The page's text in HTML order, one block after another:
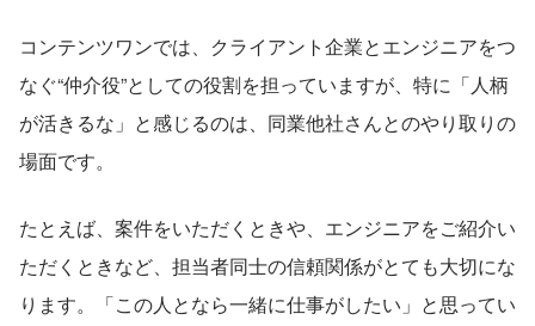
コンテンツワンでは、クライアント企業とエンジニアをつ
なぐ“仲介役”としての役割を担っていますが、特に「人柄
が活きるな」と感じるのは、同業他社さんとのやり取りの
場面です。
たとえば、案件をいただくときや、エンジニアをご紹介い
ただくときなど、担当者同士の信頼関係がとても大切にな
ります。「この人となら一緒に仕事がしたい」と思ってい